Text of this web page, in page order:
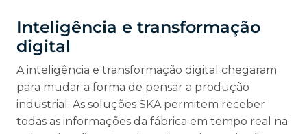
Inteligência e transformação
digital
A inteligência e transformação digital chegaram
para mudar a forma de pensar a produção
industrial. As soluções SKA permitem receber
todas as informações da fábrica em tempo real na